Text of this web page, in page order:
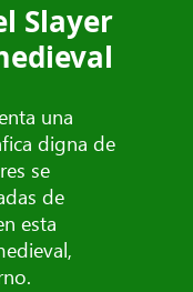
Slayer
una
digna de
se
de
esta